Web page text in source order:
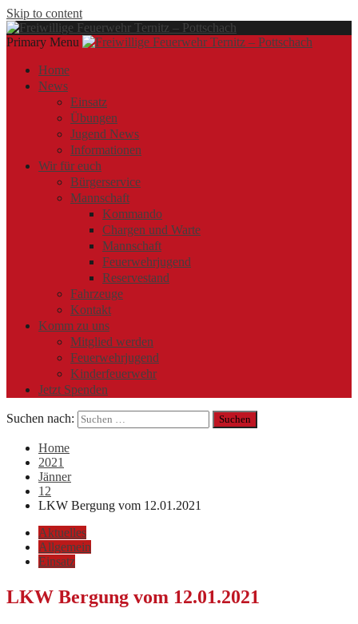
Skip to content
Primary Menu
Freiwillige Feuerwehr Ternitz – Pottschach
Home
News
Einsatz
Übungen
Jugend News
Informationen
Wir für euch
Bürgerservice
Mannschaft
Kommando
Chargen und Warte
Mannschaft
Feuerwehrjugend
Reservestand
Fahrzeuge
Kontakt
Komm zu uns
Mitglied werden
Feuerwehrjugend
Kinderfeuerwehr
Jetzt Spenden
Suchen nach:
Home
2021
Jänner
12
LKW Bergung vom 12.01.2021
Aktuelles
Allgemein
Einsatz
LKW Bergung vom 12.01.2021